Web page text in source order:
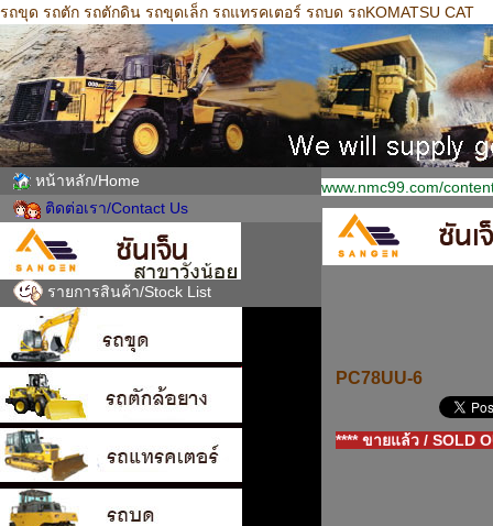
รถขุด รถตัก รถตักดิน รถขุดเล็ก รถแทรคเตอร์ รถบด รถKOMATSU CAT
หน้าหลัก/Home
ติดต่อเรา/Contact Us
รายการสินค้า/Stock List
www.nmc99.com/
PC78UU-6
**** ขายแล้ว / SOLD